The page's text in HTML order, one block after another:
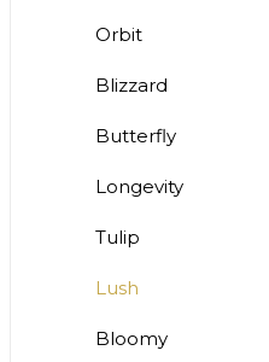
Orbit
Blizzard
Butterfly
Longevity
Tulip
Lush
Bloomy